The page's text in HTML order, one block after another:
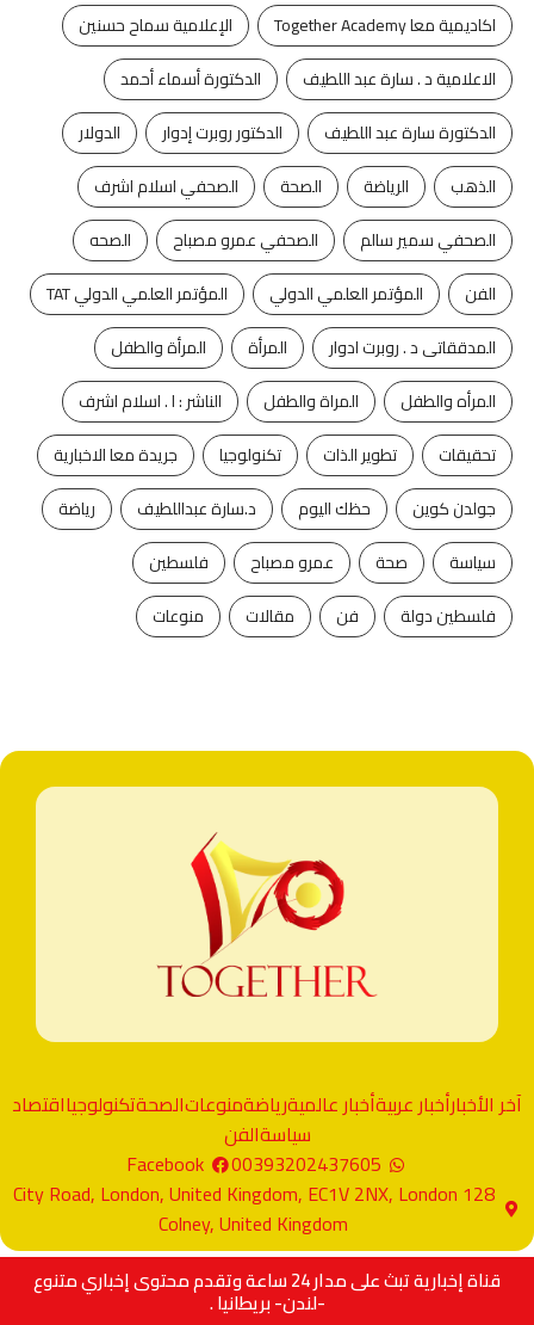
اكاديمية معا Together Academy
الإعلامية سماح حسنين
الاعلامية د . سارة عبد اللطيف
الدكتورة أسماء أحمد
الدكتورة سارة عبد اللطيف
الدكتور روبرت إدوار
الدولار
الذهب
الرياضة الصحة
الصحفي اسلام اشرف
الصحفي سمير سالم
الصحفي عمرو مصباح
الصحه
الفن
المؤتمر العلمي الدولي
المؤتمر العلمي الدولي TAT
المدققاتى د . روبرت ادوار
المرأة
المرأة والطفل
المرأه والطفل
المراة والطفل
الناشر : ا . اسلام اشرف
تحقيقات
تطوير الذات تكنولوجيا
جريدة معا الاخبارية
جولدن كوين
حظك اليوم د.سارة عبداللطيف
رياضة
سياسة
صحة عمرو مصباح
فلسطين
فلسطين دولة
فن مقالات منوعات
آخر الأخبارأخبار عربيةأخبار عالميةرياضةمنوعاتالصحةتكنولوجيااقتصاد
سياسةالفن
00393202437605
Facebook
128 City Road, London, United Kingdom, EC1V 2NX, London
Colney, United Kingdom
قناة إخبارية تبث على مدار 24 ساعة وتقدم محتوى إخباري متنوع
-لندن- بريطانيا .